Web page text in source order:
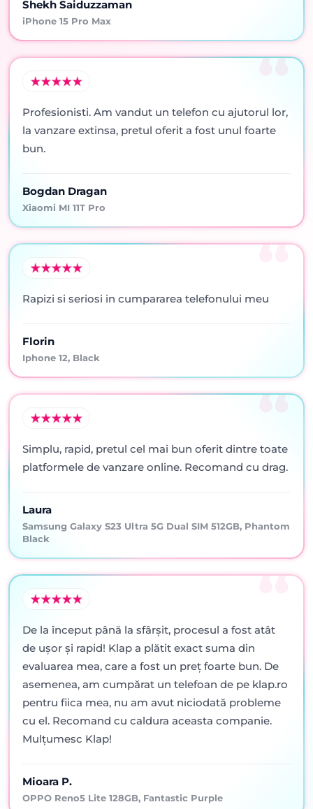
Shekh Saiduzzaman
iPhone 15 Pro Max
Profesionisti. Am vandut un telefon cu ajutorul lor,
la vanzare extinsa, pretul oferit a fost unul foarte
bun.
Bogdan Dragan
Xiaomi MI 11T Pro
Rapizi si seriosi in cumpararea telefonului meu
Florin
Iphone 12, Black
Simplu, rapid, pretul cel mai bun oferit dintre toate
platformele de vanzare online. Recomand cu drag.
Laura
Samsung Galaxy S23 Ultra 5G Dual SIM 512GB, Phantom
Black
De la început până la sfârșit, procesul a fost atât
de ușor și rapid! Klap a plătit exact suma din
evaluarea mea, care a fost un preț foarte bun. De
asemenea, am cumpărat un telefoan de pe klap.ro
pentru fiica mea, nu am avut niciodată probleme
cu el. Recomand cu caldura aceasta companie.
Mulțumesc Klap!
Mioara P.
OPPO Reno5 Lite 128GB, Fantastic Purple